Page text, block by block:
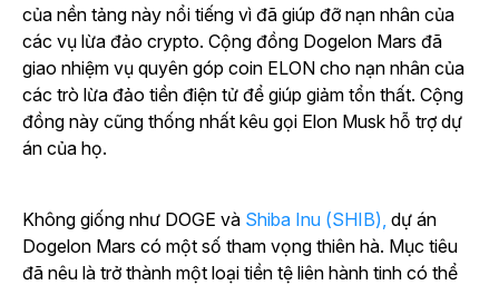
của nền tảng này nổi tiếng vì đã giúp đỡ nạn nhân của
các vụ lừa đảo crypto. Cộng đồng Dogelon Mars đã
giao nhiệm vụ quyên góp coin ELON cho nạn nhân của
các trò lừa đảo tiền điện tử để giúp giảm tổn thất. Cộng
đồng này cũng thống nhất kêu gọi Elon Musk hỗ trợ dự
án của họ.
Không giống như DOGE và Shiba Inu (SHIB), dự án
Dogelon Mars có một số tham vọng thiên hà. Mục tiêu
đã nêu là trở thành một loại tiền tệ liên hành tinh có thể